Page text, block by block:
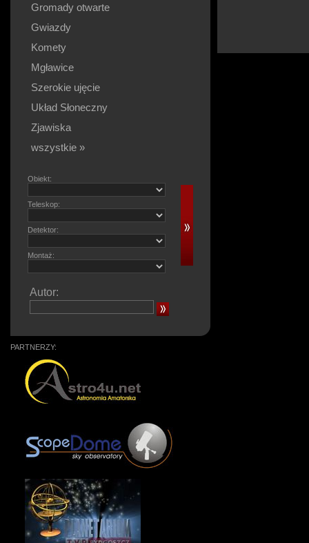
Gromady otwarte
Gwiazdy
Komety
Mgławice
Szerokie ujęcie
Układ Słoneczny
Zjawiska
wszystkie »
Obiekt:
Teleskop:
Detektor:
Montaż:
Autor:
PARTNERZY: